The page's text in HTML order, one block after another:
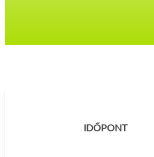
IDŐPONT